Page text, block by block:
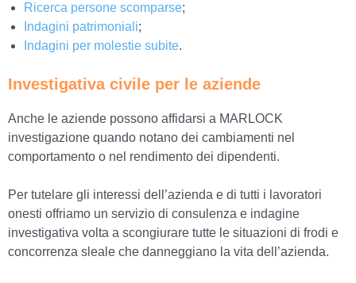
Ricerca persone scomparse;
Indagini patrimoniali;
Indagini per molestie subite.
Investigativa civile per le aziende
Anche le aziende possono affidarsi a MARLOCK
investigazione quando notano dei cambiamenti nel
comportamento o nel rendimento dei dipendenti.
Per tutelare gli interessi dell’azienda e di tutti i lavoratori
onesti offriamo un servizio di consulenza e indagine
investigativa volta a scongiurare tutte le situazioni di frodi e
concorrenza sleale che danneggiano la vita dell’azienda.